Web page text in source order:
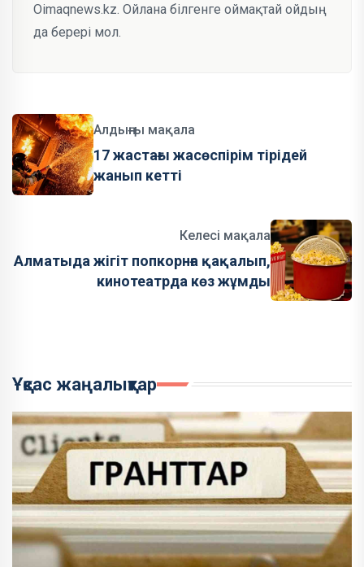
Oimaqnews.kz. Ойлана білгенге оймақтай ойдың
да берері мол.
Алдыңғы мақала
17 жастағы жасөспірім тірідей
жанып кетті
Келесі мақала
Алматыда жігіт попкорнға қақалып,
кинотеатрда көз жұмды
Ұқсас жаңалықтар